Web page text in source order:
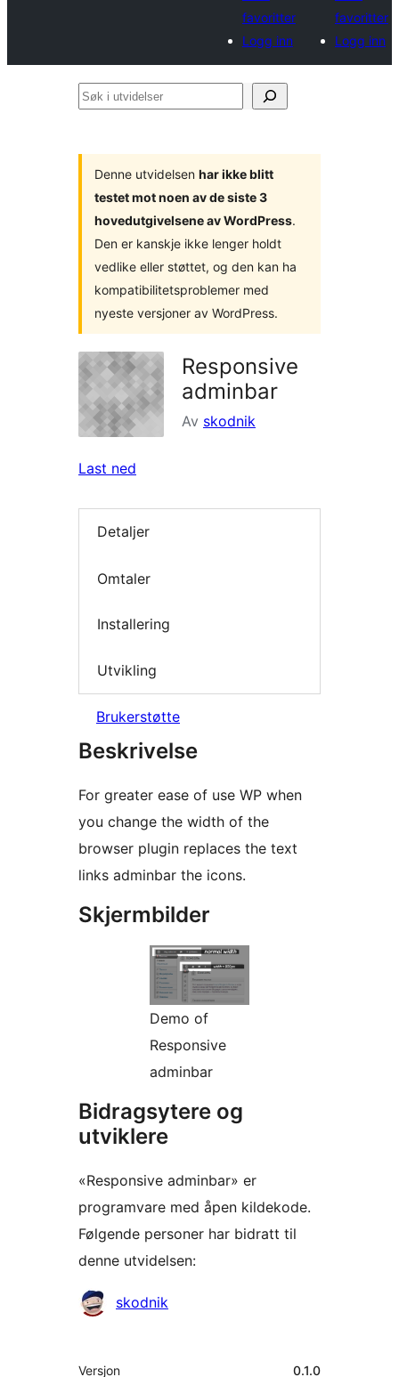
favoritter
Logg inn
favoritter
Logg inn
Søk
Denne utvidelsen har ikke blitt
testet mot noen av de siste 3
hovedutgivelsene av WordPress.
Den er kanskje ikke lenger holdt
vedlike eller støttet, og den kan ha
kompatibilitetsproblemer med
nyeste versjoner av WordPress.
Responsive
adminbar
Av skodnik
Last ned
Detaljer
Omtaler
Installering
Utvikling
Brukerstøtte
Beskrivelse
For greater ease of use WP when
you change the width of the
browser plugin replaces the text
links adminbar the icons.
Skjermbilder
Demo of
Responsive
adminbar
Bidragsytere og
utviklere
«Responsive adminbar» er
programvare med åpen kildekode.
Følgende personer har bidratt til
denne utvidelsen:
Bidragsytere
skodnik
Meta
Versjon 0.1.0